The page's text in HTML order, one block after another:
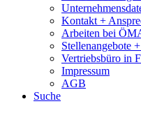
Kontakt +
Arbeiten bei
Stellenangebote
Vertriebsbüro in
Impressum
AGB
Suche